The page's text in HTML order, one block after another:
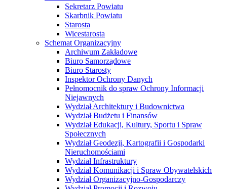
Sekretarz Powiatu
Skarbnik Powiatu
Starosta
Wicestarosta
Schemat Organizacyjny
Archiwum Zakładowe
Biuro Samorządowe
Biuro Starosty
Inspektor Ochrony Danych
Pełnomocnik do spraw Ochrony Informacji
Niejawnych
Wydział Architektury i Budownictwa
Wydział Budżetu i Finansów
Wydział Edukacji, Kultury, Sportu i Spraw
Społecznych
Wydział Geodezji, Kartografii i Gospodarki
Nieruchomościami
Wydział Infrastruktury
Wydział Komunikacji i Spraw Obywatelskich
Wydział Organizacyjno-Gospodarczy